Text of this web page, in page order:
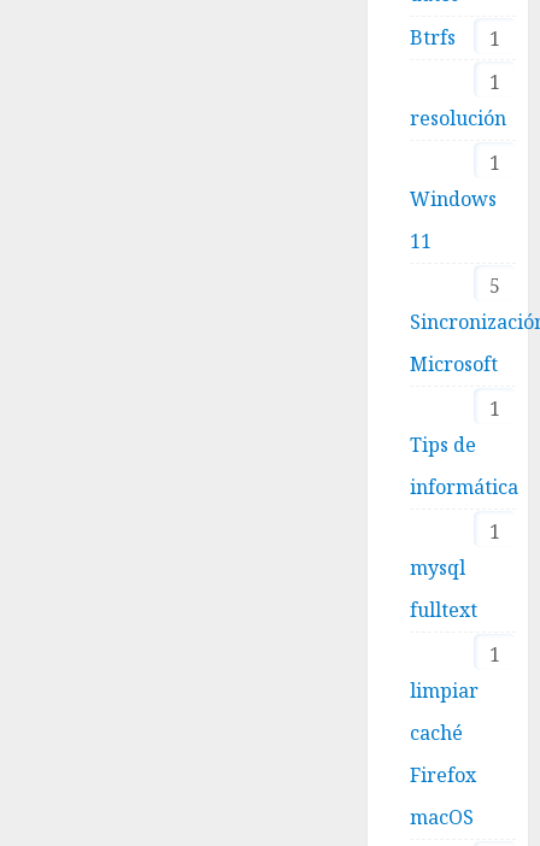
1
Btrfs
1
resolución
1
Windows
11
5
Microsoft
1
Tips de
informática
1
mysql
fulltext
1
limpiar
caché
Firefox
macOS